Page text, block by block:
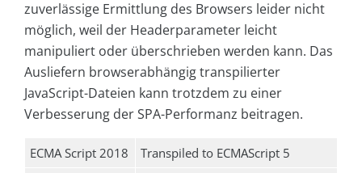
zuverlässige Ermittlung des Browsers leider nicht
möglich, weil der Headerparameter leicht
manipuliert oder überschrieben werden kann. Das
Ausliefern browserabhängig transpilierter
JavaScript-Dateien kann trotzdem zu einer
Verbesserung der SPA-Performanz beitragen.
ECMA Script 2018
Transpiled to ECMAScript 5